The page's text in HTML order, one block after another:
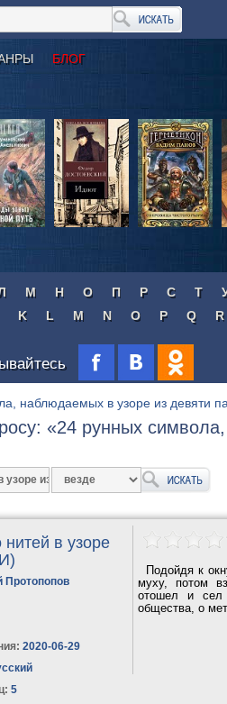
БЛОГ
М Н О П Р С Т
K L M N O P Q R
наблюдаемых в узоре из девяти
«24 рунных
нитей в узоре
Протопопов
2020-06-29
5
Подойдя к
муху, потом
отошел и сел
общества, о